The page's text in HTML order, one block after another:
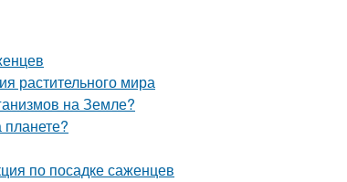
растительного мира
на Земле?
по посадке саженцев